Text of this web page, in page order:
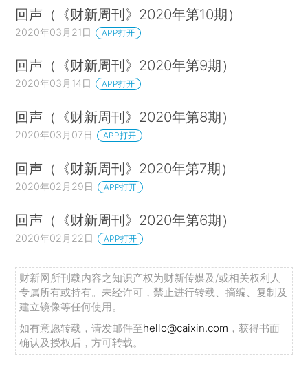
回声（《财新周刊》2020年第10期）
2020年03月21日 APP打开
回声（《财新周刊》2020年第9期）
2020年03月14日 APP打开
回声（《财新周刊》2020年第8期）
2020年03月07日 APP打开
回声（《财新周刊》2020年第7期）
2020年02月29日 APP打开
回声（《财新周刊》2020年第6期）
2020年02月22日 APP打开
财新网所刊载内容之知识产权为财新传媒及/或相关权利人
专属所有或持有。未经许可，禁止进行转载、摘编、复制及
建立镜像等任何使用。
如有意愿转载，请发邮件至hello@caixin.com ，获得书面
确认及授权后，方可转载。